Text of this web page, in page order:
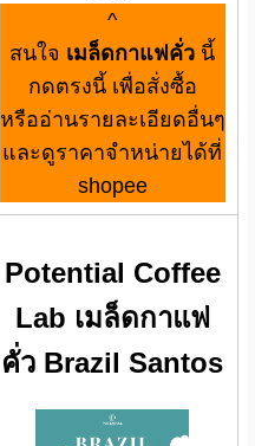
^
สนใจ เมล็ดกาแฟคั่ว นี้
กดตรงนี้ เพื่อสั่งซื้อ
หรืออ่านรายละเอียดอื่นๆ
และดูราคาจำหน่ายได้ที่
shopee
Potential Coffee
Lab เมล็ดกาแฟ
คั่ว Brazil Santos